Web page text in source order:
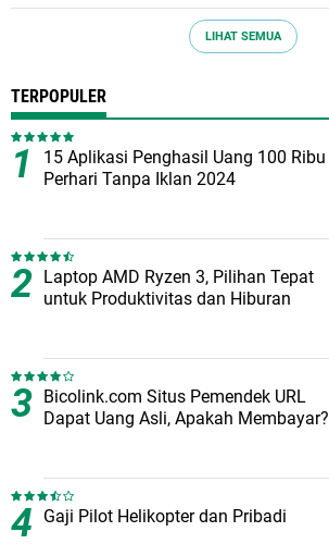
LIHAT SEMUA
TERPOPULER
15 Aplikasi Penghasil Uang 100 Ribu
Perhari Tanpa Iklan 2024
Laptop AMD Ryzen 3, Pilihan Tepat
untuk Produktivitas dan Hiburan
Bicolink.com Situs Pemendek URL
Dapat Uang Asli, Apakah Membayar?
Gaji Pilot Helikopter dan Pribadi